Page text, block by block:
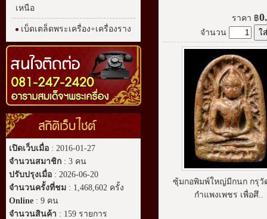
เหนือ
เบ็ดเตล็ดพระเครื่อง+เครื่องราง
สถิติเว็บไซต์
เปิดเว็บเมื่อ : 2016-01-27
จำนวนสมาชิก : 3 คน
ปรับปรุงเมื่อ : 2026-06-20
จำนวนครั้งที่ชม : 1,468,602 ครั้ง
Online : 9 คน
จำนวนสินค้า : 159 รายการ
ราคา ฿
จำนวน
ซุ้มกอพิมพ์ใหญ่มีกนก กรุวั
กำแพงเพชร เพื่อศึ..